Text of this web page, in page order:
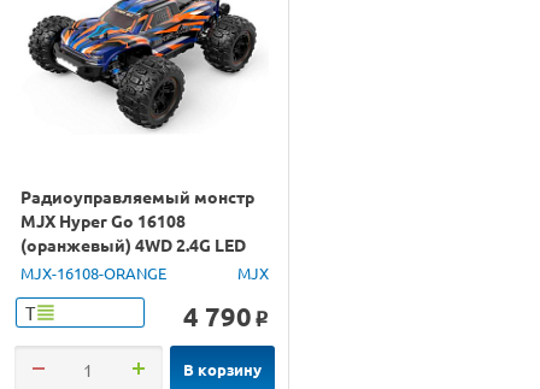
Радиоуправляемый монстр
MJX Hyper Go 16108
(оранжевый) 4WD 2.4G LED
1/16 RTR
MJX-16108-ORANGE MJX
Т 4 790 o
В корзину